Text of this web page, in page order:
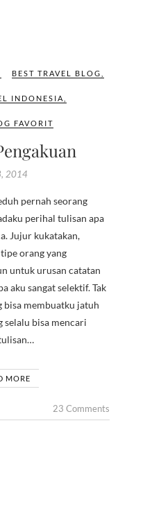
BEST TRAVEL BLOG
INDONESIA
FAVORIT
2014
pernah seorang
perihal tulisan apa
Jujur kukatakan,
orang yang
untuk urusan catatan
aku sangat selektif. Tak
bisa membuatku jatuh
selalu bisa mencari
MORE
23 Comments